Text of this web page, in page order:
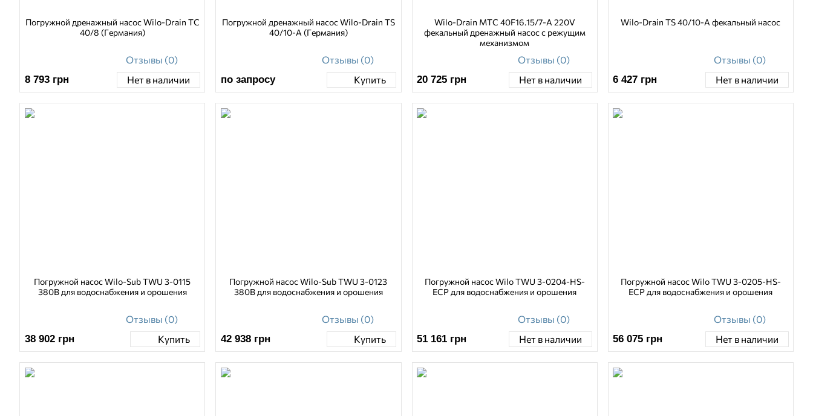
Погружной дренажный насос Wilo-Drain TC
40/8 (Германия)
Отзывы (0)
8 793 грн Нет в наличии
Погружной дренажный насос Wilo-Drain TS
40/10-A (Германия)
Отзывы (0)
по запросу
Купить
Wilo-Drain MTC 40F16.15/7-A 220V
фекальный дренажный насос с режущим
механизмом
Отзывы (0)
20 725 грн Нет в наличии
Wilo-Drain TS 40/10-A фекальный насос
Отзывы (0)
6 427 грн Нет в наличии
Погружной насос Wilo-Sub TWU 3-0115
380В для водоснабжения и орошения
Отзывы (0)
38 902 грн Купить
Погружной насос Wilo-Sub TWU 3-0123
380В для водоснабжения и орошения
Отзывы (0)
42 938 грн Купить
Погружной насос Wilo TWU 3-0204-HS-
ECP для водоснабжения и орошения
Отзывы (0)
51 161 грн Нет в наличии
Погружной насос Wilo TWU 3-0205-HS-
ECP для водоснабжения и орошения
Отзывы (0)
56 075 грн Нет в наличии